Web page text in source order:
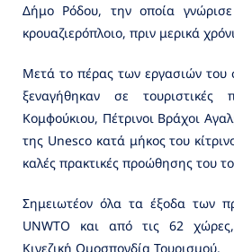
Δήμο Ρόδου, την οποία
κρουαζιερόπλοιο, πριν μερικά
Μετά το πέρας των εργασιών του
ξεναγήθηκαν σε τουριστικές
Κομφούκιου, Πέτρινοι Βράχοι
της Unesco κατά μήκος του
καλές πρακτικές προώθησης του
Σημειωτέον όλα τα έξοδα των
UNWTO και από τις 62
Κινεζική Ομοσπονδία Τουρισμού.